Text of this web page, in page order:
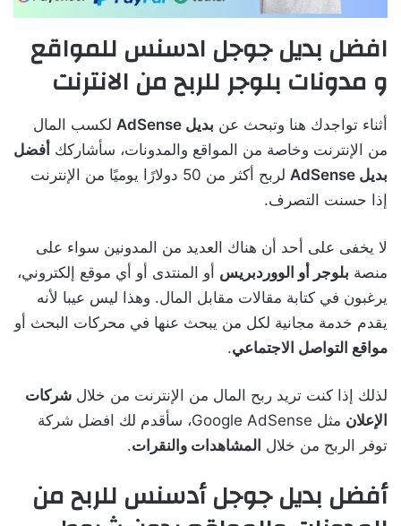
افضل بديل جوجل ادسنس للمواقع
و مدونات بلوجر للربح من الانترنت
أثناء تواجدك هنا وتبحث عن بديل AdSense
لكسب المال
من الإنترنت وخاصة من المواقع والمدونات، سأشاركك أفضل
بديل AdSense
لربح أكثر من 50 دولارًا يوميًا من الإنترنت
إذا حسنت التصرف.
لا يخفى على أحد أن هناك العديد من المدونين سواء على
منصة بلوجر أو الووردبريس أو المنتدى أو أي موقع إلكتروني،
يرغبون في كتابة مقالات مقابل المال. وهذا ليس عيبا لأنه
يقدم خدمة مجانية لكل من يبحث عنها في محركات البحث أو
مواقع التواصل الاجتماعي.
لذلك إذا كنت تريد ربح المال من الإنترنت من خلال شركات
الإعلان
مثل Google AdSense، سأقدم لك افضل شركة
توفر الربح من خلال المشاهدات والنقرات.
أفضل بديل جوجل أدسنس للربح من